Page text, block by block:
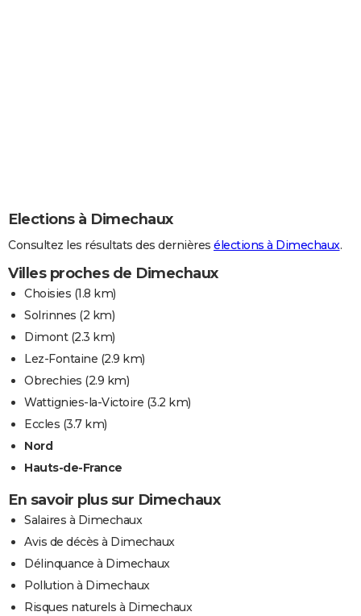
Elections à Dimechaux
Consultez les résultats des dernières élections à Dimechaux.
Villes proches de Dimechaux
Choisies (1.8 km)
Solrinnes (2 km)
Dimont(2.3 km)
Lez-Fontaine (2.9 km)
Obrechies (2.9 km)
Wattignies-la-Victoire (3.2 km)
Eccles (3.7 km)
Nord
Hauts-de-France
En savoir plus sur Dimechaux
Salaires à Dimechaux
Avis de décès à Dimechaux
Délinquance à Dimechaux
Pollution à Dimechaux
Risques naturels à Dimechaux